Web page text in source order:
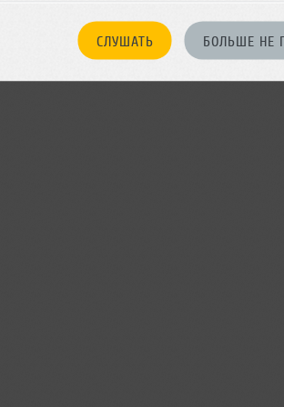
СЛУШАТЬ БОЛЬШЕ НЕ